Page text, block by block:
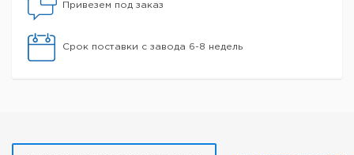
Привезем под заказ
Срок поставки с завода 6-8 недель